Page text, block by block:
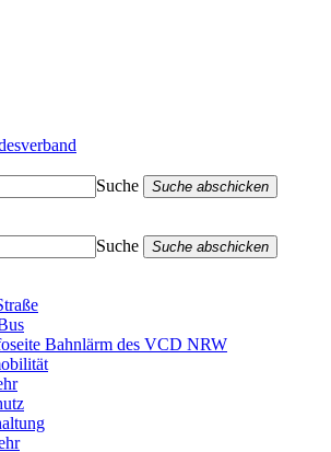
Suche
Suche abschicken
Suche
Suche abschicken
Bahnlärm des VCD NRW